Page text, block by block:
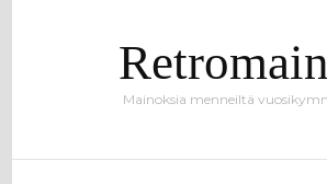
Mainoksia menneiltä